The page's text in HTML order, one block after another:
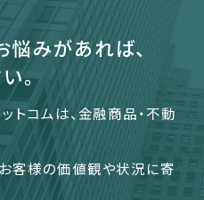
みがあれば、
。
トコムは、金融商品・不動
客様の価値観や状況に寄